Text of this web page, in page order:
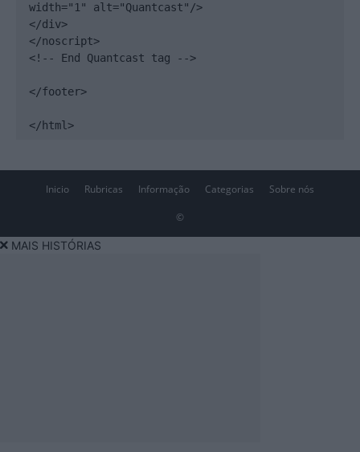
width="1" alt="Quantcast"/>
</div>
</noscript>
<!-- End Quantcast tag -->
</footer>
</html>
Inicio Rubricas Informação Categorias Sobre nós
©
MAIS HISTÓRIAS